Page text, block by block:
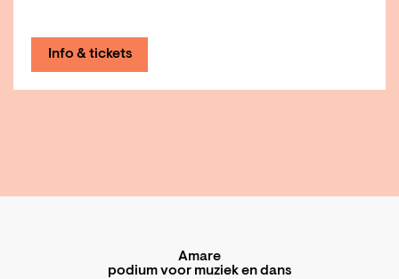
Info & tickets
Amare
podium voor muziek en dans